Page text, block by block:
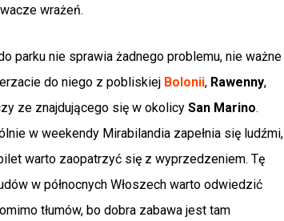
wrażeń.
parku nie sprawia żadnego problemu, nie ważne
do niego z pobliskiej Bolonii, Rawenny,
ze znajdującego się w okolicy San Marino.
w weekendy Mirabilandia zapełnia się ludźmi,
warto zaopatrzyć się z wyprzedzeniem. Tę
w północnych Włoszech warto odwiedzić
tłumów, bo dobra zabawa jest tam